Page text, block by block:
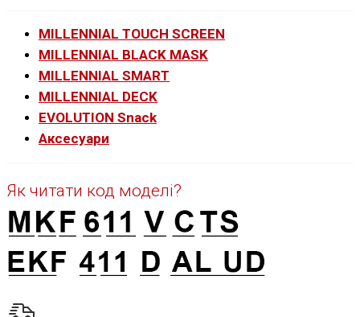
MILLENNIAL TOUCH SCREEN
MILLENNIAL BLACK MASK
MILLENNIAL SMART
MILLENNIAL DECK
EVOLUTION Snack
Аксесуари
Як читати код моделі?